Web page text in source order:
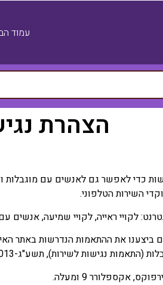
עמוד
הצהרת
כדי לאפשר גם לאנשים עם מוגבלות
השירות הטלפוני.
לקויי ראייה, לקויי שמיעה, אנשים
ביצענו את ההתאמות הנדרשות באתר
לשירות), תשע"ג-2013 (סימן ג': שירותי האינטרנט).
אקספלורר 9 ומעלה.